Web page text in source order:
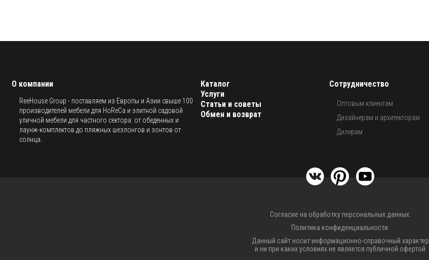
О компании
ReeHouse Group - поставляем из Европы и Азии свыше 100
производителей мебели для HoReCa и элитной садовой
уличной мебели для частного сектора: от обеденных и
лаунж-комплектов до пляжных шезлонгов и зонтов от
солнца.
Каталог
Услуги
Статьи и советы
Обмен и возврат
Сотрудничество
Оптовым клиентам
Дизайнерам и архитекторам
Дилерам
Согласие на обработку персональных данных.
Политика конфиденциальности.
Данный сайт носит информационно-справочный характер
и ни при каких условиях не является публичной офертой